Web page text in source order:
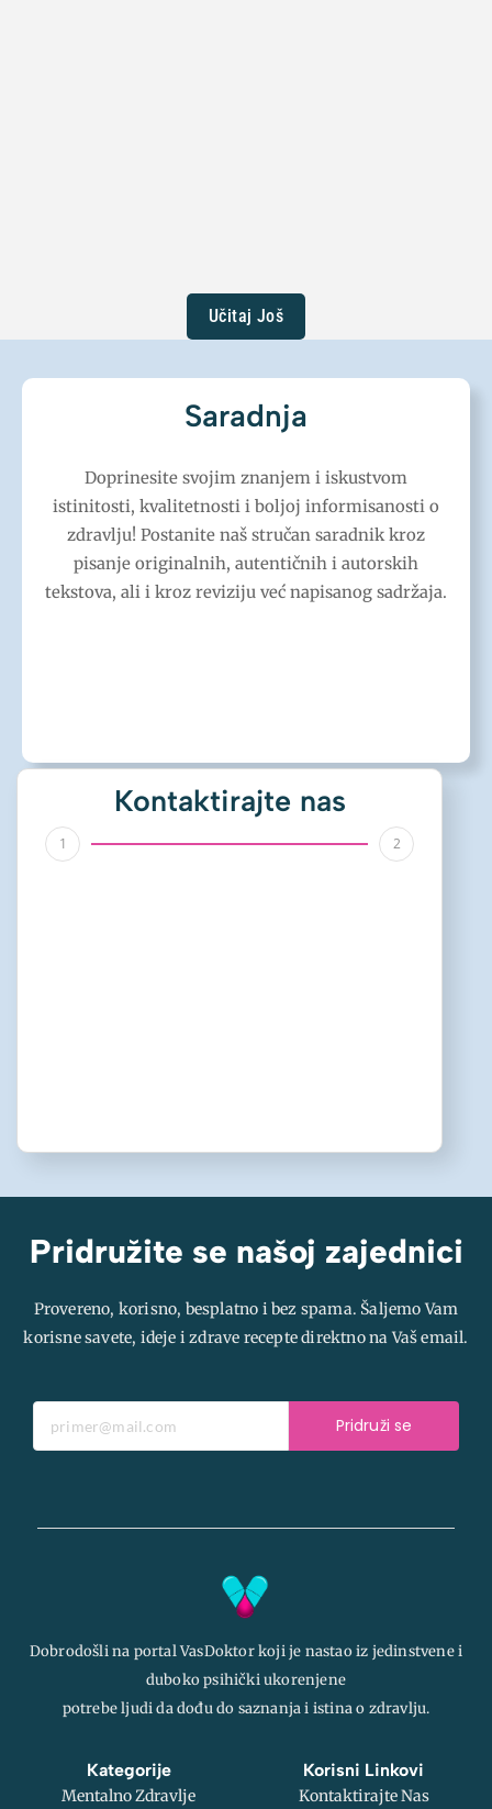
Učitaj Još
Saradnja
Doprinesite svojim znanjem i iskustvom
istinitosti, kvalitetnosti i boljoj informisanosti o
zdravlju! Postanite naš stručan saradnik kroz
pisanje originalnih, autentičnih i autorskih
tekstova, ali i kroz reviziju već napisanog sadržaja.
Kontaktirajte nas
1 2
Pridružite se našoj zajednici
Provereno, korisno, besplatno i bez spama. Šaljemo Vam
korisne savete, ideje i zdrave recepte direktno na Vaš email.
Pridruži se
Dobrodošli na portal VasDoktor koji je nastao iz jedinstvene i
duboko psihički ukorenjene
potrebe ljudi da dođu do saznanja i istina o zdravlju.
Kategorije
Mentalno Zdravlje
Korisni Linkovi
Kontaktirajte Nas